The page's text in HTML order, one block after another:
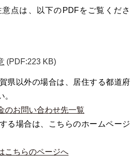
点は、以下のPDFをご覧くださ
(PDF:223 KB)
県以外の場合は、居住する都道府
のお問い合わせ先一覧
る場合は、こちらのホームページ
こちらのページへ